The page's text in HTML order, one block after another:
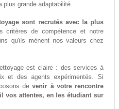
plus grande adaptabilité.
sont recrutés avec la plus
critères de compétence et notre
qu'ils mènent nos valeurs chez
est claire : des services à
et des agents expérimentés. Si
devenir à votre rencontre
vos attentes, en les étudiant sur